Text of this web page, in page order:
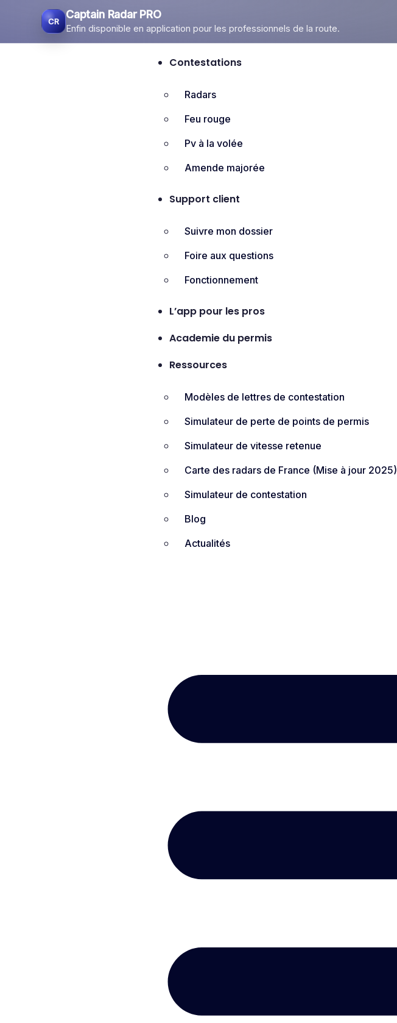
Captain Radar PRO
Enfin disponible en application pour les professionnels de la route.
Contestations
Radars
Feu rouge
Pv à la volée
Amende majorée
Support client
Suivre mon dossier
Foire aux questions
Fonctionnement
L’app pour les pros
Academie du permis
Ressources
Modèles de lettres de contestation
Simulateur de perte de points de permis
Simulateur de vitesse retenue
Carte des radars de France (Mise à jour 2025)​
Simulateur de contestation
Blog
Actualités